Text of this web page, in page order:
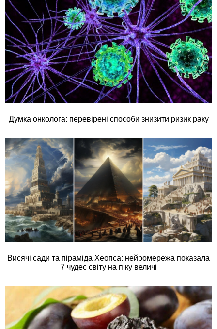
Думка онколога: перевірені способи знизити ризик раку
Висячі сади та піраміда Хеопса: нейромережа показала
7 чудес світу на піку величі